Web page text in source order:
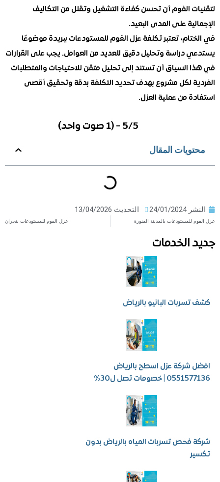
الفوم أن تحسن كفاءة التشغيل وتقلل من التكاليف
على المدى البعيد.
تعتبر تكلفة عزل الفوم للمستودعات ببريدة موضوعًا
دراسة وتحليل دقيق للعديد من العوامل. يجب على القرارات
السياق أن تستند إلى تحليل متقن للاحتياجات والمتطلبات
لكل مشروع بهدف تحديد التكلفة بدقة وتحقيق أقصى
من عملية العزل.
المقال
24/01/2024 التحديث 13/04/2026
بالمدينة المنورة عزل الفوم للمستودعات بنجران
الخدمات
البانيو بالرياض
شركة عزل اسطح بالرياض
| خصومات تصل ل30%
فحص تسربات المياه بالرياض بدون